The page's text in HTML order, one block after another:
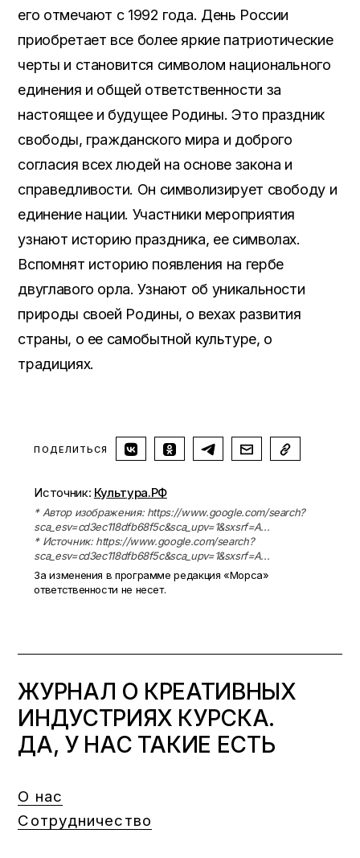
его отмечают с 1992 года. День России
приобретает все более яркие патриотические
черты и становится символом национального
единения и общей ответственности за
настоящее и будущее Родины. Это праздник
свободы, гражданского мира и доброго
согласия всех людей на основе закона и
справедливости. Он символизирует свободу и
единение нации. Участники мероприятия
узнают историю праздника, ее символах.
Вспомнят историю появления на гербе
двуглавого орла. Узнают об уникальности
природы своей Родины, о вехах развития
страны, о ее самобытной культуре, о
традициях.
ПОДЕЛИТЬСЯ
Источник: Культура.РФ
* Автор изображения: https://www.google.com/search?
sca_esv=cd3ec118dfb68f5c&sca_upv=1&sxsrf=A...
* Источник: https://www.google.com/search?
sca_esv=cd3ec118dfb68f5c&sca_upv=1&sxsrf=A...
За изменения в программе редакция «Морса»
ответственности не несет.
ЖУРНАЛ О КРЕАТИВНЫХ
ИНДУСТРИЯХ КУРСКА.
ДА, У НАС ТАКИЕ ЕСТЬ
О нас
Сотрудничество